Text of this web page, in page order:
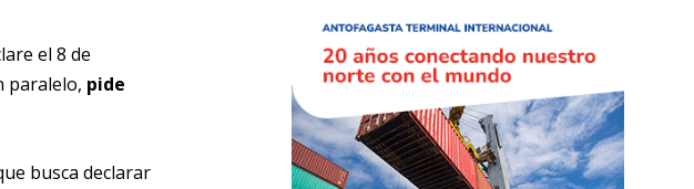
el 8 de
paralelo, pide
busca declarar